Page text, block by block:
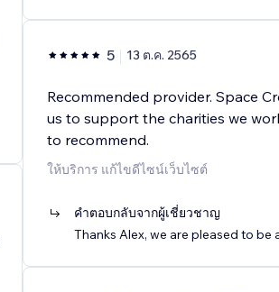
5 13 ต.ค. 2565
Recommended provider. Space
us to support the charities we
to recommend.
ให้บริการ แก้ไขดีไซน์เว็บไซต์
คำตอบกลับจากผู้เชี่ยวชาญ
Thanks Alex, we are pleased to